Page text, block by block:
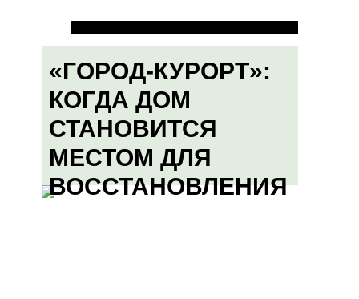
«ГОРОД-КУРОРТ»:
КОГДА ДОМ
СТАНОВИТСЯ
МЕСТОМ ДЛЯ
ВОССТАНОВЛЕНИЯ